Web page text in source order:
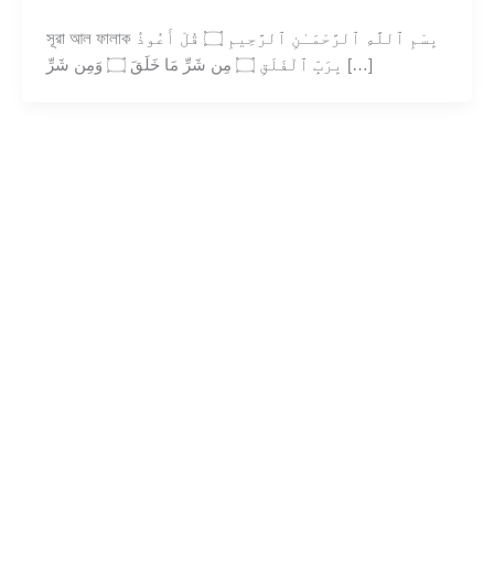
সূরা আল ফালাক بِسْمِ ٱللَّهِ ٱلرَّحْمَـٰنِ ٱلرَّحِيمِ ۝ قُلْ أَعُوذُ
بِرَبِّ ٱلْفَلَقِ ۝ مِن شَرِّ مَا خَلَقَ ۝ وَمِن شَرِّ […]